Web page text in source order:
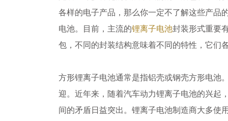
各样的电子产品，那么你一定不了解这些产品
电池。目前，主流的锂离子电池封装形式重要
包，不同的封装结构意味着不同的特性，它们
方形锂离子电池通常是指铝壳或钢壳方形电池
迎。近年来，随着汽车动力锂离子电池的兴起
间的矛盾日益突出。锂离子电池制造商大多使